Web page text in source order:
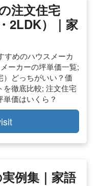
注文住宅
2LDK）｜家
すめのハウスメーカ
ーカーの坪単価一覧;
どっちがいい？価
を徹底比較; 注文住宅
価はいくら？
例集｜家語